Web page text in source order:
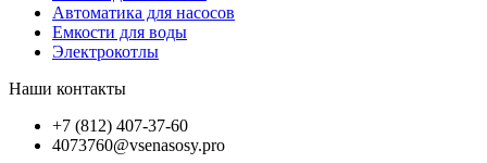
Автоматика для насосов
Емкости для воды
Электрокотлы
Наши контакты
+7 (812) 407-37-60
4073760@vsenasosy.pro